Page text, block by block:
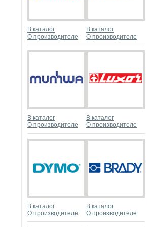
В каталог
О производителе
В каталог
О производителе
В каталог
О производителе
В каталог
О производителе
В каталог
О производителе
В каталог
О производителе